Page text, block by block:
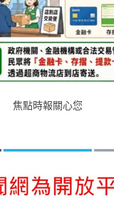
焦點時報關心您